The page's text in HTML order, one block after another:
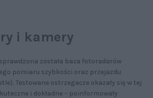
i kamery
została baza fotoradarów
pomiaru szybkości oraz przejazdu
Testowane ostrzegacze okazały się w tej
i dokładne – poinformowały